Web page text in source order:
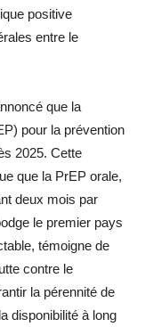
positive
entre le
que la
pour la prévention
2025. Cette
que la PrEP orale,
deux mois par
le premier pays
témoigne de
contre le
la pérennité de
disponibilité à long